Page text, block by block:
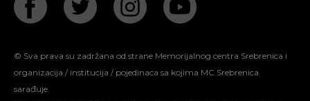
© Sva prava su zadržana od strane Memorijalnog centra Srebrenica i
organizacija / institucija / pojedinaca sa kojima MC Srebrenica
sarađuje.